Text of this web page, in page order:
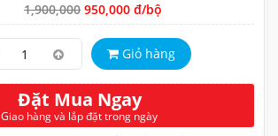
1,900,000 950,000 đ/bộ
Giỏ hàng
Đặt Mua Ngay
Giao hàng và lắp đặt trong ngày